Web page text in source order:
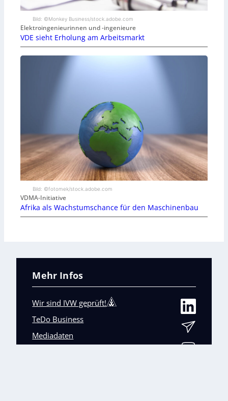
Bild: ©Monkey Business/stock.adobe.com
Elektroingenieurinnen und -ingenieure
VDE sieht Erholung am Arbeitsmarkt
Bild: ©fotomek/stock.adobe.com
VDMA-Initiative
Afrika als Wachstumschance für den Maschinenbau
Mehr Infos
Wir sind IVW geprüft!
TeDo Business
Mediadaten